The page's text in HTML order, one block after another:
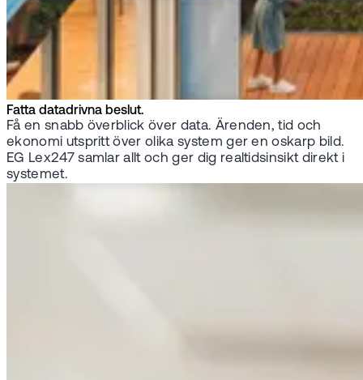
Fatta datadrivna beslut.
Få en snabb överblick över data. Ärenden, tid och
ekonomi utspritt över olika system ger en oskarp bild.
EG Lex247 samlar allt och ger dig realtidsinsikt direkt i
systemet.